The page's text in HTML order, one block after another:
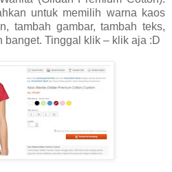
untuk memilih warna kaos
tambah gambar, tambah teks,
banget. Tinggal klik – klik aja :D